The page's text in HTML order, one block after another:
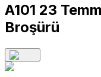
A101 23
Broşürü